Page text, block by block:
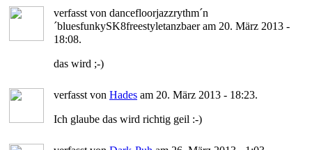
verfasst von dancefloorjazzrythm´n
´bluesfunkySK8freestyletanzbaer am 20. März 2013 -
18:08.
das wird ;-)
verfasst von Hades am 20. März 2013 - 18:23.
Ich glaube das wird richtig geil :-)